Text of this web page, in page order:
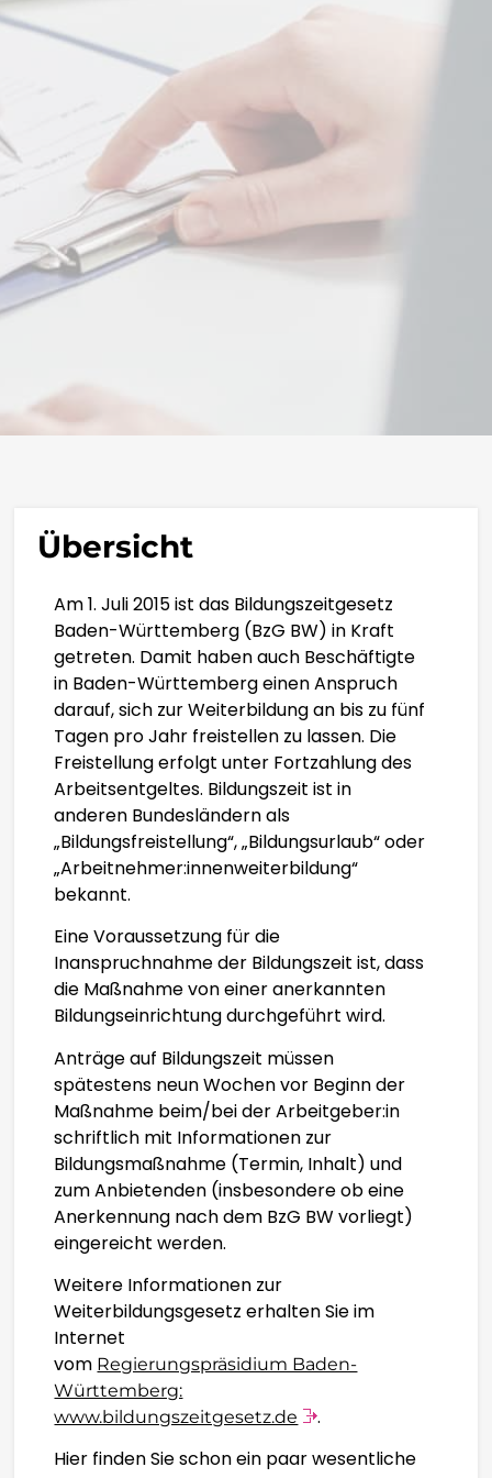
БЕЛАРУСКАЯ МОВА
বাংলা
BOSANSKI
БЪЛГАРСКИ
HRVATSKI
ČEŠTINA‎
DANSK
NEDERLANDS
ESPERANTO
EESTI
FILIPINO
SUOMI
FRANÇAIS
FRYSK
GALEGO
ᲥᲐᲠᲗᲣᲚᲘ
DEUTSCH
Übersicht
Am 1. Juli 2015 ist das Bildungszeitgesetz
Baden-Württemberg (BzG BW) in Kraft
getreten. Damit haben auch Beschäftigte
in Baden-Württemberg einen Anspruch
darauf, sich zur Weiterbildung an bis zu fünf
Tagen pro Jahr freistellen zu lassen. Die
Freistellung erfolgt unter Fortzahlung des
Arbeitsentgeltes. Bildungszeit ist in
anderen Bundesländern als
„Bildungsfreistellung“, „Bildungsurlaub“ oder
„Arbeitnehmer:innenweiterbildung“
bekannt.
Eine Voraussetzung für die
Inanspruchnahme der Bildungszeit ist, dass
die Maßnahme von einer anerkannten
Bildungseinrichtung durchgeführt wird.
Anträge auf Bildungszeit müssen
spätestens neun Wochen vor Beginn der
Maßnahme beim/bei der Arbeitgeber:in
schriftlich mit Informationen zur
Bildungsmaßnahme (Termin, Inhalt) und
zum Anbietenden (insbesondere ob eine
Anerkennung nach dem BzG BW vorliegt)
eingereicht werden.
Weitere Informationen zur
Weiterbildungsgesetz erhalten Sie im
Internet
vom Regierungspräsidium Baden-
Württemberg:
www.bildungszeitgesetz.de
.
Hier finden Sie schon ein paar wesentliche